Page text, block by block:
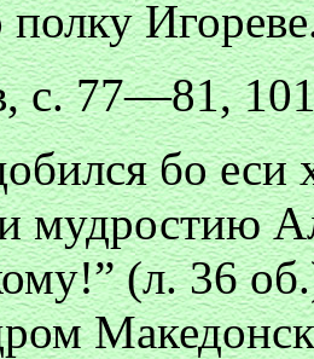
с. 77—81,
бо еси
мудростию
(л. 36